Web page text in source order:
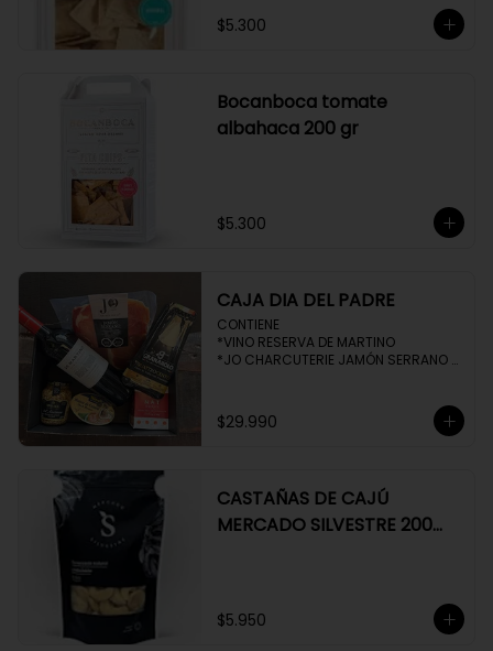
$5.300
Bocanboca tomate
albahaca 200 gr
$5.300
CAJA DIA DEL PADRE
CONTIENE
*VINO RESERVA DE MARTINO
*JO CHARCUTERIE JAMÓN SERRANO
*HENAFF MOUSSE DE CANARD
*NAT CRACKERS PEQUEÑAS
$29.990
CASTAÑAS DE CAJÚ
MERCADO SILVESTRE 200
$5.950